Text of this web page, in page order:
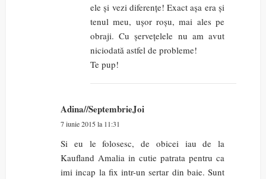
ele și vezi diferențe! Exact așa era și
tenul meu, ușor roșu, mai ales pe
obraji. Cu șervețelele nu am avut
niciodată astfel de probleme!
Te pup!
Adina//SeptembrieJoi
7 iunie 2015 la 11:31
Si eu le folosesc, de obicei iau de la
Kaufland Amalia in cutie patrata pentru ca
imi incap la fix intr-un sertar din baie. Sunt